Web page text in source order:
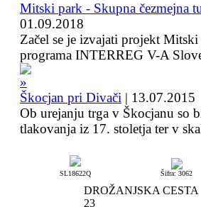
Mitski park - Skupna čezmejna
01.09.2018
Začel se je izvajati projekt
programa INTERREG V-A
Škocjan pri Divači | 13.07.2015
Ob urejanju trga v Škocjanu so
tlakovanja iz 17. stoletja ter v
SL18622Q Šifra: 3062
DROŽANJSKA CESTA
23